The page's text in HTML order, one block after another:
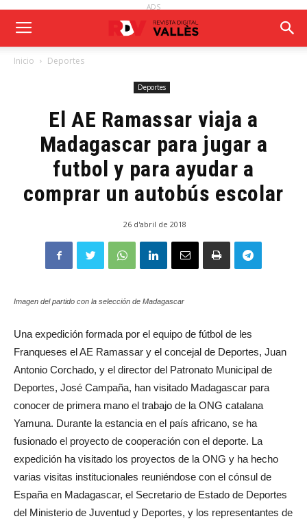
ADS
Inicio Deportes
Deportes
El AE Ramassar viaja a
Madagascar para jugar a
futbol y para ayudar a
comprar un autobús escolar
26 d'abril de 2018
Imagen del partido con la selección de Madagascar
Una expedición formada por el equipo de fútbol de les
Franqueses el AE Ramassar y el concejal de Deportes, Juan
Antonio Corchado, y el director del Patronato Municipal de
Deportes, José Campaña, han visitado Madagascar para
conocer de primera mano el trabajo de la ONG catalana
Yamuna. Durante la estancia en el país africano, se ha
fusionado el proyecto de cooperación con el deporte. La
expedición ha visitado los proyectos de la ONG y ha hecho
varias visitas institucionales reuniéndose con el cónsul de
España en Madagascar, el Secretario de Estado de Deportes
del Ministerio de Juventud y Deportes, y los representantes de